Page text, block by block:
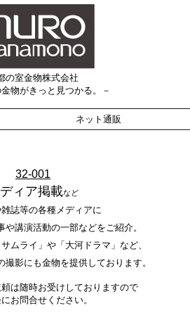
の室金物株式会社
物がきっと見つかる。－
ネット通販
32-001
ィア掲載など
誌等の各種メディアに
や講演活動の一部などをご紹介。
ムライ」や「大河ドラマ」など、
影にも金物を提供しております。
は随時お受けしておりますので
お問合せください。